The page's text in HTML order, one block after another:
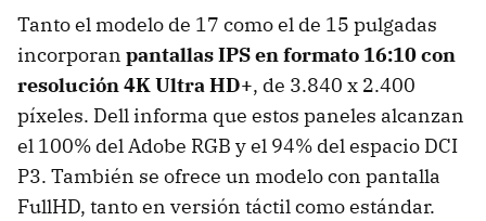
Tanto el modelo de 17 como el de 15 pulgadas
incorporan pantallas IPS en formato 16:10 con
resolución 4K Ultra HD+, de 3.840 x 2.400
píxeles. Dell informa que estos paneles alcanzan
el 100% del Adobe RGB y el 94% del espacio DCI
P3. También se ofrece un modelo con pantalla
FullHD, tanto en versión táctil como estándar.